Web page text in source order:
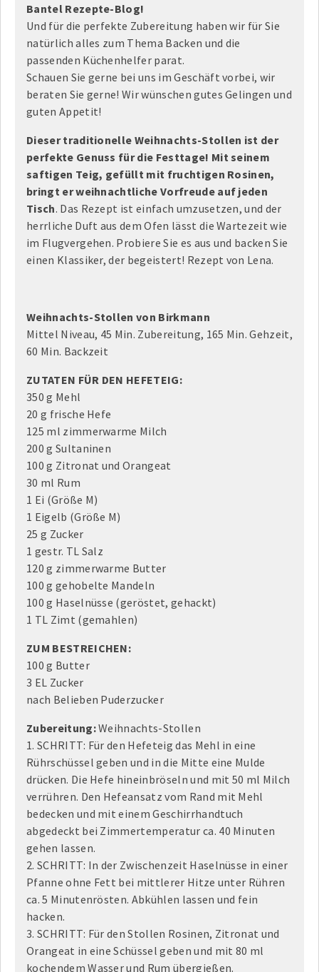
Bantel Rezepte-Blog!
Und für die perfekte Zubereitung haben wir für Sie
natürlich alles zum Thema Backen und die
passenden Küchenhelfer parat.
Schauen Sie gerne bei uns im Geschäft vorbei, wir
beraten Sie gerne! Wir wünschen gutes Gelingen und
guten Appetit!
Dieser traditionelle Weihnachts-Stollen ist der
perfekte Genuss für die Festtage! Mit seinem
saftigen Teig, gefüllt mit fruchtigen Rosinen,
bringt er weihnachtliche Vorfreude auf jeden
Tisch. Das Rezept ist einfach umzusetzen, und der
herrliche Duft aus dem Ofen lässt die Wartezeit wie
im Flugvergehen. Probiere Sie es aus und backen Sie
einen Klassiker, der begeistert! Rezept von Lena.
Weihnachts-Stollen von Birkmann
Mittel Niveau, 45 Min. Zubereitung, 165 Min. Gehzeit,
60 Min. Backzeit
ZUTATEN FÜR DEN HEFETEIG:
350 g Mehl
20 g frische Hefe
125 ml zimmerwarme Milch
200 g Sultaninen
100 g Zitronat und Orangeat
30 ml Rum
1 Ei (Größe M)
1 Eigelb (Größe M)
25 g Zucker
1 gestr. TL Salz
120 g zimmerwarme Butter
100 g gehobelte Mandeln
100 g Haselnüsse (geröstet, gehackt)
1 TL Zimt (gemahlen)
ZUM BESTREICHEN:
100 g Butter
3 EL Zucker
nach Belieben Puderzucker
Zubereitung:Weihnachts-Stollen
1. SCHRITT: Für den Hefeteig das Mehl in eine
Rührschüssel geben und in die Mitte eine Mulde
drücken. Die Hefe hineinbröseln und mit 50 ml Milch
verrühren. Den Hefeansatz vom Rand mit Mehl
bedecken und mit einem Geschirrhandtuch
abgedeckt bei Zimmertemperatur ca. 40 Minuten
gehen lassen.
2. SCHRITT: In der Zwischenzeit Haselnüsse in einer
Pfanne ohne Fett bei mittlerer Hitze unter Rühren
ca. 5 Minutenrösten. Abkühlen lassen und fein
hacken.
3. SCHRITT: Für den Stollen Rosinen, Zitronat und
Orangeat in eine Schüssel geben und mit 80 ml
kochendem Wasser und Rum übergießen.